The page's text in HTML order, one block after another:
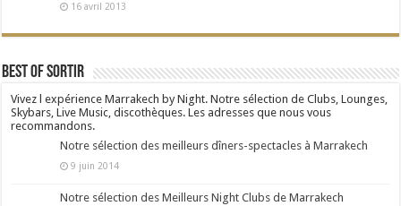
16 avril 2013
Best Of Sortir
Vivez l expérience Marrakech by Night. Notre sélection de Clubs, Lounges,
Skybars, Live Music, discothèques. Les adresses que nous vous
recommandons.
Notre sélection des meilleurs dîners-spectacles à Marrakech
9 juin 2014
Notre sélection des Meilleurs Night Clubs de Marrakech